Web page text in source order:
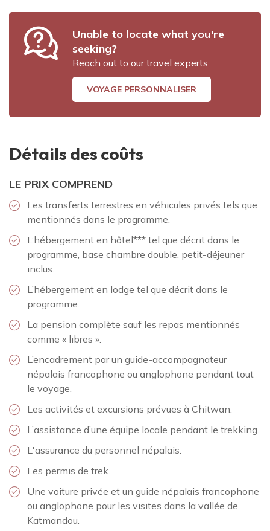
Unable to locate what you're
seeking?
Reach out to our travel experts.
VOYAGE PERSONNALISER
Détails des coûts
LE PRIX COMPREND
Les transferts terrestres en véhicules privés tels que
mentionnés dans le programme.
L’hébergement en hôtel*** tel que décrit dans le
programme, base chambre double, petit-déjeuner
inclus.
L’hébergement en lodge tel que décrit dans le
programme.
La pension complète sauf les repas mentionnés
comme « libres ».
L’encadrement par un guide-accompagnateur
népalais francophone ou anglophone pendant tout
le voyage.
Les activités et excursions prévues à Chitwan.
L’assistance d’une équipe locale pendant le trekking.
L'assurance du personnel népalais.
Les permis de trek.
Une voiture privée et un guide népalais francophone
ou anglophone pour les visites dans la vallée de
Katmandou.